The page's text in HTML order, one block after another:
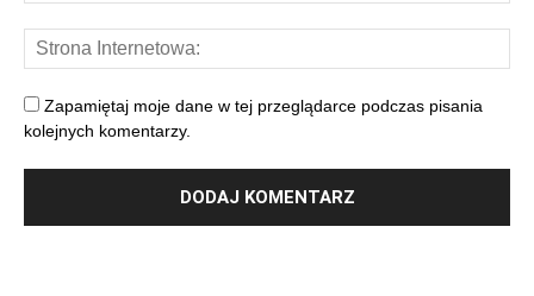
Zapamiętaj moje dane w tej przeglądarce podczas pisania
kolejnych komentarzy.